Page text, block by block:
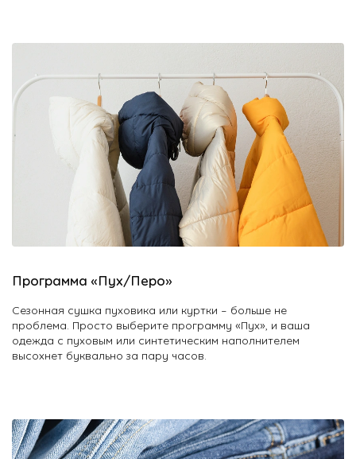
Программа «Пух/Перо»
Сезонная сушка пуховика или куртки – больше не
проблема. Просто выберите программу «Пух», и ваша
одежда с пуховым или синтетическим наполнителем
высохнет буквально за пару часов.